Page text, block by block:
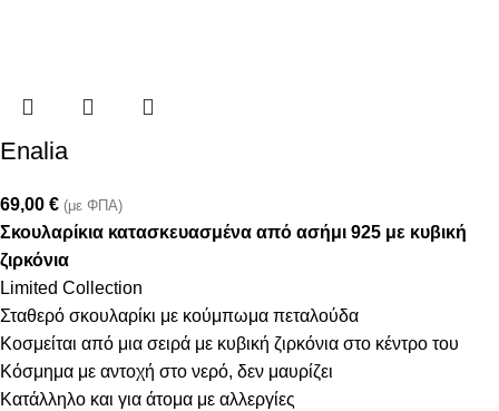
Enalia
69,00 € (με ΦΠΑ)
Σκουλαρίκια κατασκευασμένα από ασήμι 925 με κυβική
ζιρκόνια
Limited Collection
Σταθερό σκουλαρίκι με κούμπωμα πεταλούδα
Κοσμείται από μια σειρά με κυβική ζιρκόνια στο κέντρο του
Κόσμημα με αντοχή στο νερό, δεν μαυρίζει
Κατάλληλο και για άτομα με αλλεργίες